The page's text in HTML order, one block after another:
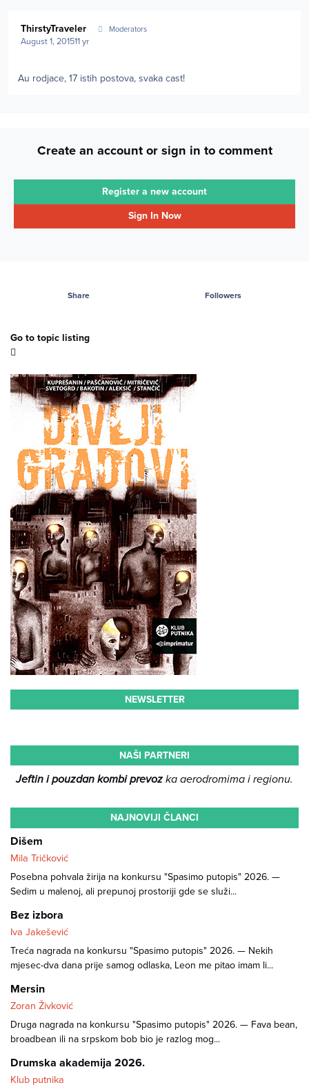
ThirstyTraveler Moderators
August 1, 201511 yr
Au rodjace, 17 istih postova, svaka cast!
Create an account or sign in to comment
Register a new account
Sign In Now
Share Followers
Go to topic listing
NEWSLETTER
NAŠI PARTNERI
Jeftin i pouzdan kombi prevozka aerodromima i regionu.
NAJNOVIJI ČLANCI
Dišem
Mila Tričković
Posebna pohvala žirija na konkursu "Spasimo putopis" 2026. —
Sedim u malenoj, ali prepunoj prostoriji gde se služi...
Bez izbora
Iva Jakešević
Treća nagrada na konkursu "Spasimo putopis" 2026. — Nekih
mjesec-dva dana prije samog odlaska, Leon me pitao imam li...
Mersin
Zoran Živković
Druga nagrada na konkursu "Spasimo putopis" 2026. — Fava bean,
broadbean ili na srpskom bob bio je razlog mog...
Drumska akademija 2026.
Klub putnika